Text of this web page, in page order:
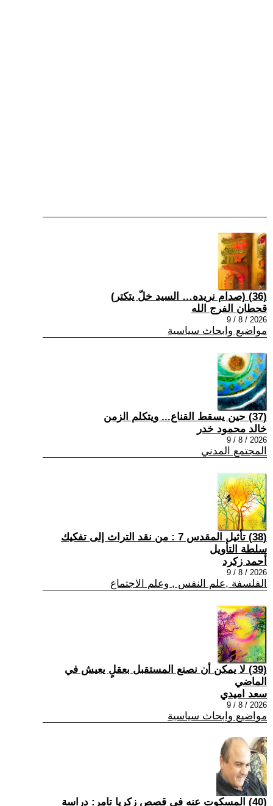
(36) (صدام نريده… السيد خلّ يتكتر)
قحطان الفرج الله
2026 / 8 / 9
مواضيع وابحاث سياسية
(37) حين يسقط القناع... ويتكلم الزمن
خالد محمود خدر
2026 / 8 / 9
المجتمع المدني
(38) تأثيل المقدس 7 : من نقد التراث إلى تفكيك
سلطة التأويل
أحمد زكرد
2026 / 8 / 9
الفلسفة ,علم النفس , وعلم الاجتماع
(39) لا يمكن أن نصنع المستقبل بعقلٍ يعيش في
الماضي
سعد اميدي
2026 / 8 / 9
مواضيع وابحاث سياسية
(40) المسكوت عنه في قصص زكريا تامر: دراسة